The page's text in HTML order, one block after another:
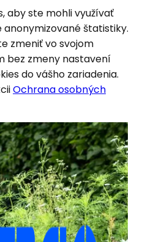
aby ste mohli využívať
štatistiky.
zmeniť vo svojom
bez zmeny nastavení
do vášho zariadenia.
Ochrana osobných